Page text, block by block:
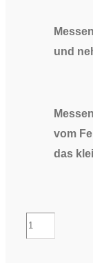
und
vom
das
Erkelenz
-